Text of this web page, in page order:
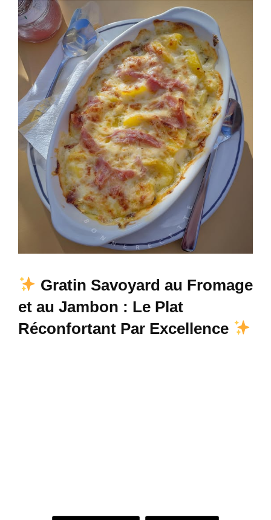
Gratin Savoyard au Fromage
et au Jambon : Le Plat
Réconfortant Par Excellence